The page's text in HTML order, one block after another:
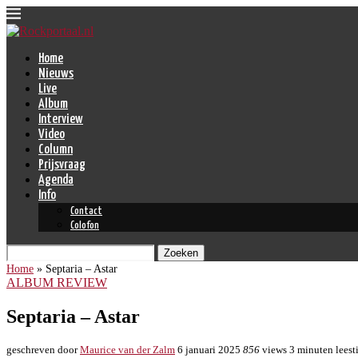
Home
Nieuws
Live
Album
Interview
Video
Column
Prijsvraag
Agenda
Info
Contact
Colofon
Zoeken
Home » Septaria – Astar
ALBUM REVIEW
Septaria – Astar
geschreven doorMaurice van der Zalm 6 januari 2025 856 views 3 minuten